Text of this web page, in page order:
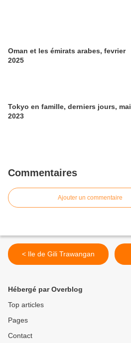
Oman et les émirats arabes, fevrier
2025
Tokyo en famille, derniers jours, mai
2023
Commentaires
Ajouter un commentaire
< Ile de Gili Trawangan
Hébergé par Overblog
Top articles
Pages
Contact